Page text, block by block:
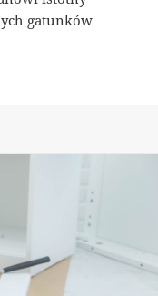
gatunków